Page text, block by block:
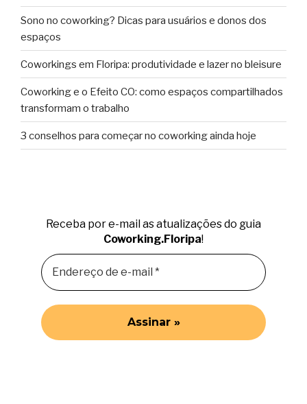
Sono no coworking? Dicas para usuários e donos dos
espaços
Coworkings em Floripa: produtividade e lazer no bleisure
Coworking e o Efeito CO: como espaços compartilhados
transformam o trabalho
3 conselhos para começar no coworking ainda hoje
Receba por e-mail as atualizações do guia
Coworking.Floripa!